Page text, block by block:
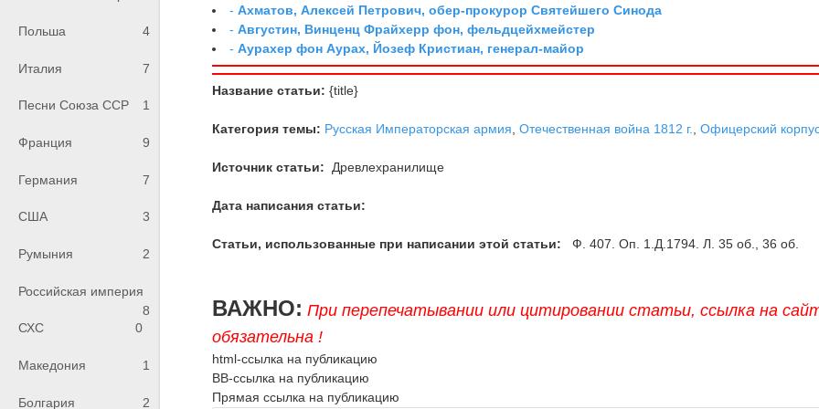
Польша 4
Италия 7
Песни Союза ССР 1
Франция 9
Германия 7
США 3
Румыния 2
Российская империя
8
СХС
0
Македония 1
Болгария 2
-Ахматов, Алексей Петрович, обер-прокурор Святейшего Синода
-Августин, Винценц Фрайхерр фон, фельдцейхмейстер
-Аурахер фон Аурах, Йозеф Кристиан, генерал-майор
Название статьи: {title}
Категория темы: Русская Императорская армия ,Отечественная война 1812 г. ,Офицерский
Источник статьи: Древлехранилище
Дата написания статьи:
Статьи, использованные при написании этой статьи: Ф. 407. Оп. 1.Д.1794. Л. 35 об., 36 об.
ВАЖНО: При перепечатывании или цитировании статьи, ссылка на
обязательна !
html-ссылка на публикацию
BB-ссылка на публикацию
Прямая ссылка на публикацию